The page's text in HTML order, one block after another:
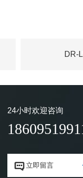
DR-
24小时欢迎咨询
 立即留言